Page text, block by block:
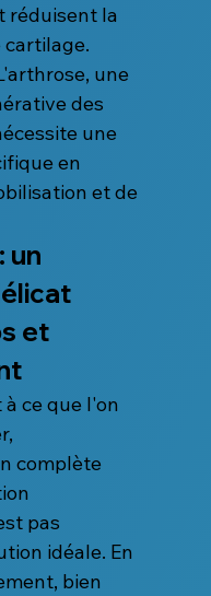
réduisent la
cartilage.
une
des
une
en
et de
un
et
ce que l'on
complète
pas
idéale. En
bien